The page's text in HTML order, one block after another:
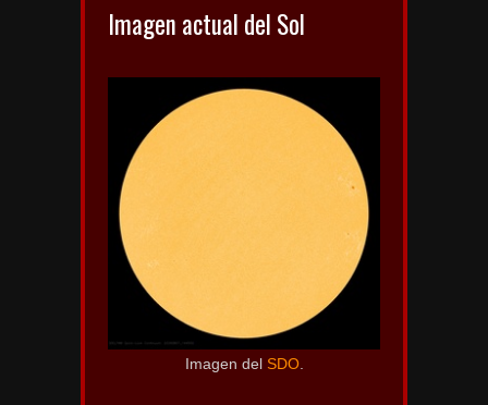
Imagen actual del Sol
Imagen del SDO.